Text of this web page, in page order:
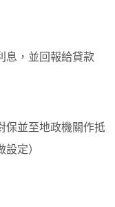
息，並回報給貸款
保並至地政機關作抵
定）